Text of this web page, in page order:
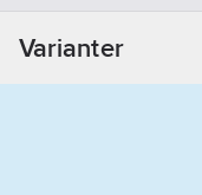
Varianter